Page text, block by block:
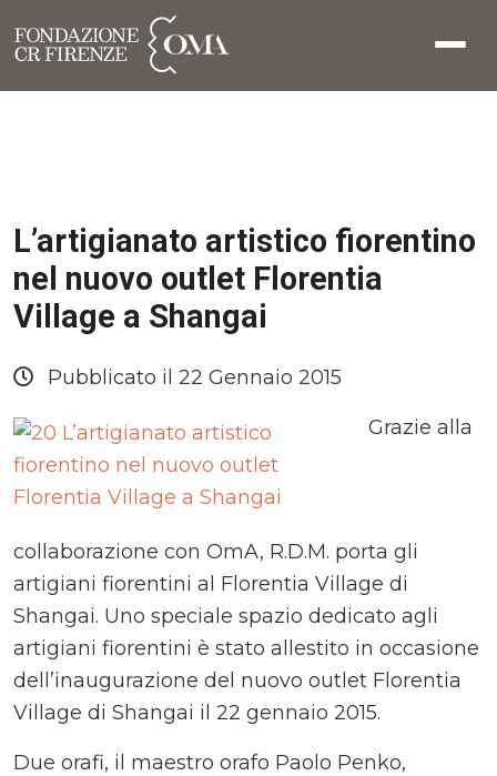
L’artigianato artistico fiorentino
nel nuovo outlet Florentia
Village a Shangai
Pubblicato il 22 Gennaio 2015
Grazie alla
collaborazione con OmA, R.D.M. porta gli
artigiani fiorentini al Florentia Village di
Shangai. Uno speciale spazio dedicato agli
artigiani fiorentini è stato allestito in occasione
dell’inaugurazione del nuovo outlet Florentia
Village di Shangai il 22 gennaio 2015.
Due orafi, il maestro orafo Paolo Penko,